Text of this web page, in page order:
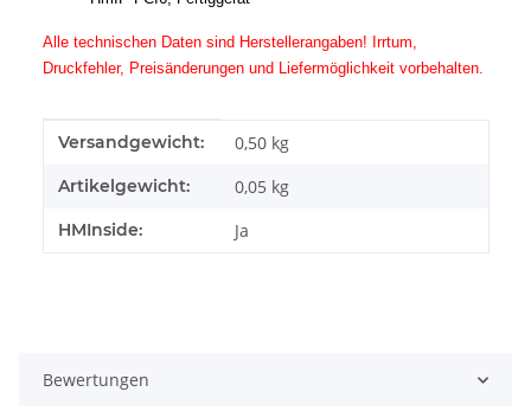
Alle technischen Daten sind Herstellerangaben! Irrtum,
Druckfehler, Preisänderungen und Liefermöglichkeit vorbehalten.
Produkteigenschaft
Wert
Versandgewicht: 0,50 kg
Artikelgewicht: 0,05 kg
HMInside: Ja
Bewertungen